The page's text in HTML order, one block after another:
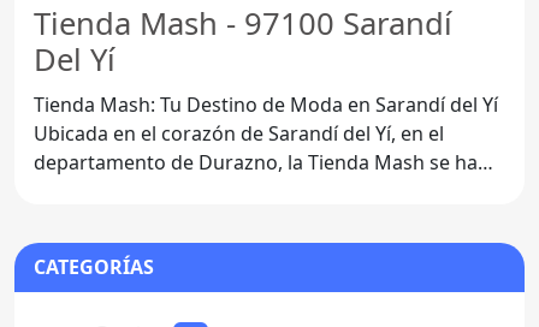
Tienda Mash - 97100 Sarandí
Del Yí
Tienda Mash: Tu Destino de Moda en Sarandí del Yí
Ubicada en el corazón de Sarandí del Yí, en el
departamento de Durazno, la Tienda Mash se ha
CATEGORÍAS